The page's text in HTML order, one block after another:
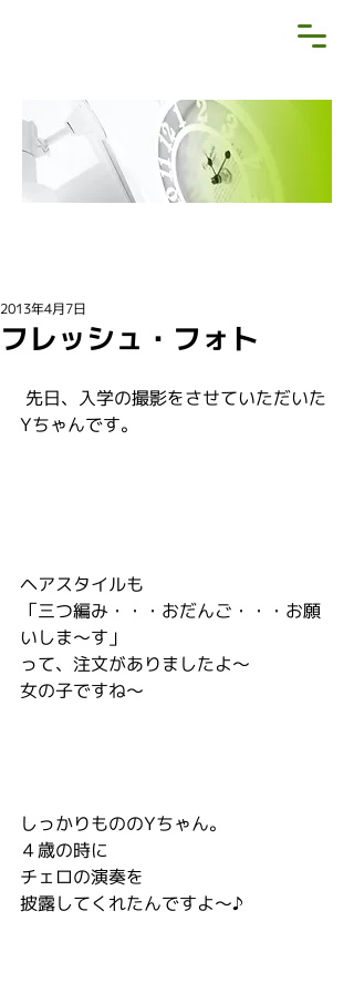
フレッシュ・フォト
2013年4月7日
先日、入学の撮影をさせていただいた
Yちゃんです。
ヘアスタイルも
「三つ編み・・・おだんご・・・お願
いしま～す」
って、注文がありましたよ～
女の子ですね～
しっかりもののYちゃん。
４歳の時に
チェロの演奏を
披露してくれたんですよ～♪